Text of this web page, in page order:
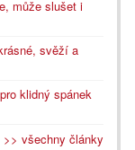
může slušet i
svěží a
klidný spánek
>> všechny články